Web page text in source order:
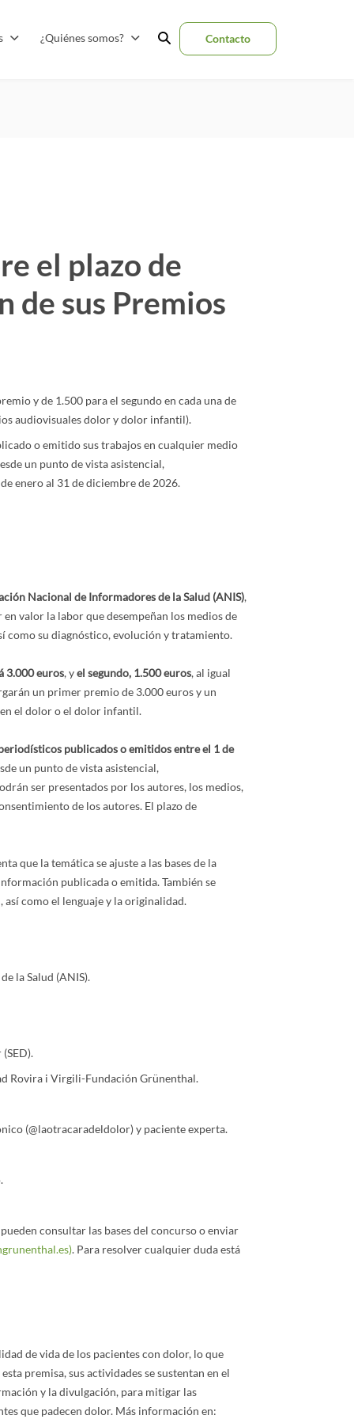
¿Quiénes somos? Contacto
el plazo de
de sus Premios
y de 1.500 para el segundo en cada una de
audiovisuales dolor y dolor infantil).
o emitido sus trabajos en cualquier medio
un punto de vista asistencial,
enero al 31 de diciembre de 2026.
Nacional de Informadores de la Salud (ANIS),
valor la labor que desempeñan los medios de
como su diagnóstico, evolución y tratamiento.
3.000 euros, yel segundo, 1.500 euros, al igual
un primer premio de 3.000 euros y un
el dolor o el dolor infantil.
publicados o emitidos entre el 1 de
un punto de vista asistencial,
ser presentados por los autores, los medios,
de los autores. El plazo de
que la temática se ajuste a las bases de la
publicada o emitida. También se
como el lenguaje y la originalidad.
la Salud (ANIS).
Rovira i Virgili-Fundación Grünenthal.
(@laotracaradeldolor) y paciente experta.
consultar las bases del concurso o enviar
. Para resolver cualquier duda está
de vida de los pacientes con dolor, lo que
premisa, sus actividades se sustentan en el
y la divulgación, para mitigar las
que padecen dolor. Más información en: